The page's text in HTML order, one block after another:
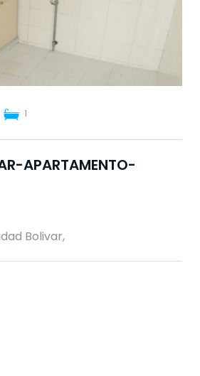
1
APARTAMENTO-
Bolivar,